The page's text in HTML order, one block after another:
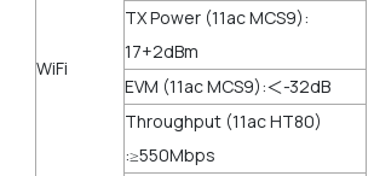
WiFi
TX Power (11ac MCS9):
17+2dBm
EVM (11ac MCS9):＜-32dB
Throughput (11ac HT80)
:≥550Mbps